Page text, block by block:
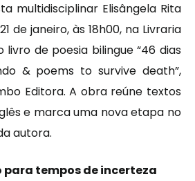
multidisciplinar Elisângela Rita
de janeiro, às 18h00, na Livraria
livro de poesia bilingue “46 dias
& poems to survive death”,
Editora. A obra reúne textos
e marca uma nova etapa no
autora.
para tempos de incerteza